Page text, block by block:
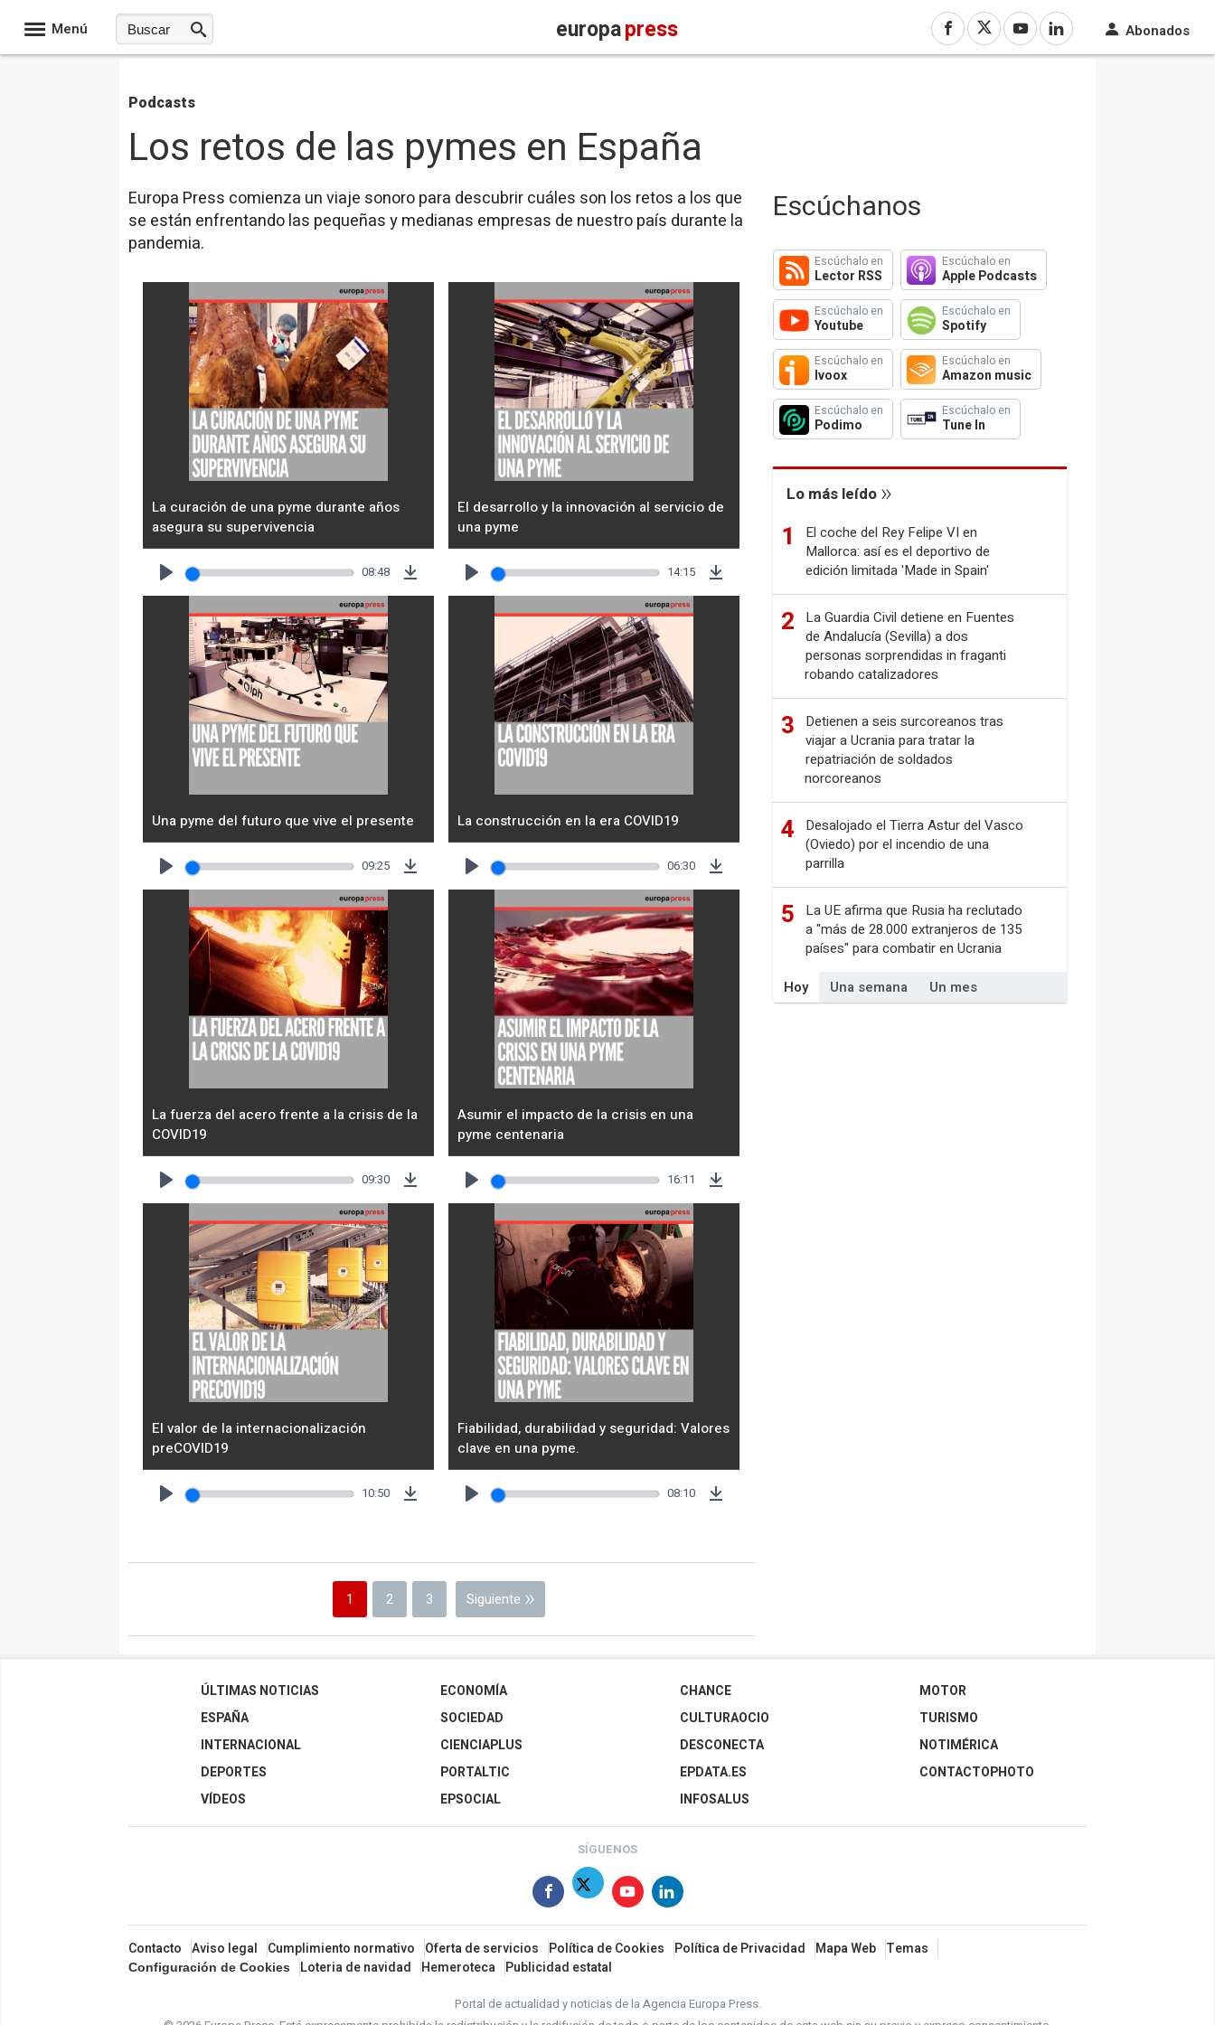
Menú europapress Abonados
Podcasts
Los retos de las pymes en España
Europa Press comienza un viaje sonoro para descubrir cuáles son los retos a los que
se están enfrentando las pequeñas y medianas empresas de nuestro país durante la
pandemia.
La curación de una pyme durante años
asegura su supervivencia
08:48
El desarrollo y la innovación al servicio de
una pyme
14:15
Una pyme del futuro que vive el presente
09:25
La construcción en la era COVID19
06:30
La fuerza del acero frente a la crisis de la
COVID19
09:30
Asumir el impacto de la crisis en una
pyme centenaria
16:11
El valor de la internacionalización
preCOVID19
10:50
Fiabilidad, durabilidad y seguridad: Valores
clave en una pyme.
08:10
1 2 3 Siguiente
Escúchanos
Escúchalo en
Lector RSS
Escúchalo en
Apple Podcasts
Escúchalo en
Youtube
Escúchalo en
Spotify
Escúchalo en
Ivoox
Escúchalo en
Amazon music
Escúchalo en
Podimo
Escúchalo en
Tune In
Lo más leído
1
El coche del Rey Felipe VI en
Mallorca: así es el deportivo de
edición limitada 'Made in Spain'
2
La Guardia Civil detiene en Fuentes
de Andalucía (Sevilla) a dos
personas sorprendidas in fraganti
robando catalizadores
3
Detienen a seis surcoreanos tras
viajar a Ucrania para tratar la
repatriación de soldados
norcoreanos
4
Desalojado el Tierra Astur del Vasco
(Oviedo) por el incendio de una
parrilla
5
La UE afirma que Rusia ha reclutado
a "más de 28.000 extranjeros de 135
países" para combatir en Ucrania
Hoy
Una semana Un mes
ÚLTIMAS NOTICIAS
ESPAÑA
INTERNACIONAL
DEPORTES
VÍDEOS
ECONOMÍA
SOCIEDAD
CIENCIAPLUS
PORTALTIC
EPSOCIAL
CHANCE
CULTURAOCIO
DESCONECTA
EPDATA.ES
INFOSALUS
MOTOR
TURISMO
NOTIMÉRICA
CONTACTOPHOTO
SÍGUENOS
Contacto Aviso legal Cumplimiento normativo Oferta de servicios Política de Cookies Política de Privacidad Mapa Web Temas
Configuración de Cookies Loteria de navidad Hemeroteca Publicidad estatal
Portal de actualidad y noticias de la Agencia Europa Press.